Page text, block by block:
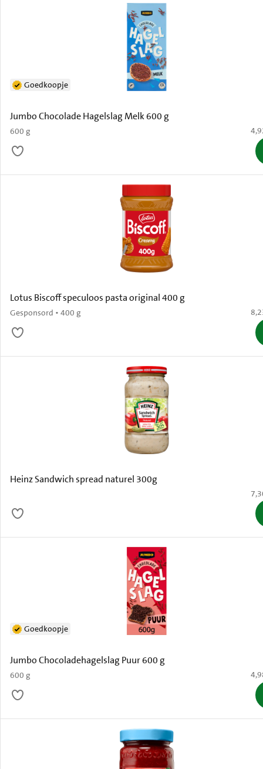
Jumbo Chocolade Hagelslag Melk 600 g
600 g
Goedkoopje
€
Lotus Biscoff speculoos pasta original 400 g
Gesponsord • 400 g €
Heinz Sandwich spread naturel 300g
€
Jumbo Chocoladehagelslag Puur 600 g
600 g
Goedkoopje
€